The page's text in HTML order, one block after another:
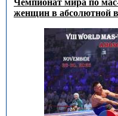
Чемпионат мира по
женщин в абсолютной